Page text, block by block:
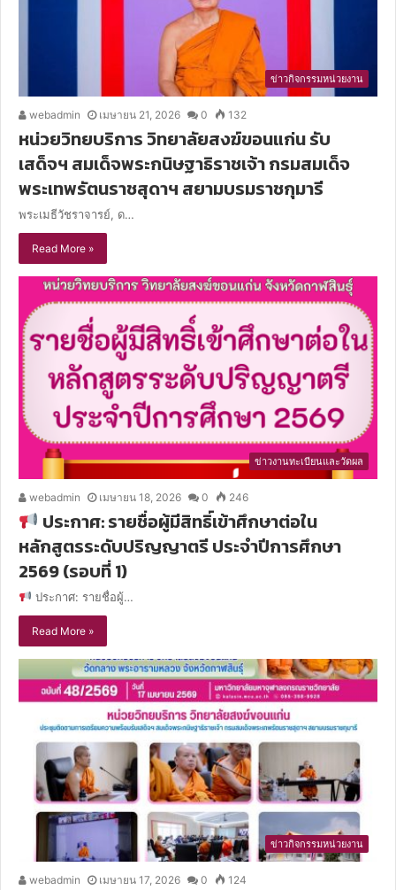
ข่าวกิจกรรมหน่วยงาน
webadmin เมษายน 21, 2026 0 132
หน่วยวิทยบริการ วิทยาลัยสงฆ์ขอนแก่น รับ
เสด็จฯ สมเด็จพระกนิษฐาธิราชเจ้า กรมสมเด็จ
พระเทพรัตนราชสุดาฯ สยามบรมราชกุมารี
พระเมธีวัชราจารย์, ด…
Read More »
ข่าวงานทะเบียนและวัดผล
webadmin เมษายน 18, 2026 0 246
ประกาศ: รายชื่อผู้มีสิทธิ์เข้าศึกษาต่อใน
หลักสูตรระดับปริญญาตรี ประจำปีการศึกษา
2569 (รอบที่ 1)
ประกาศ: รายชื่อผู้…
Read More »
ข่าวกิจกรรมหน่วยงาน
webadmin เมษายน 17, 2026 0 124